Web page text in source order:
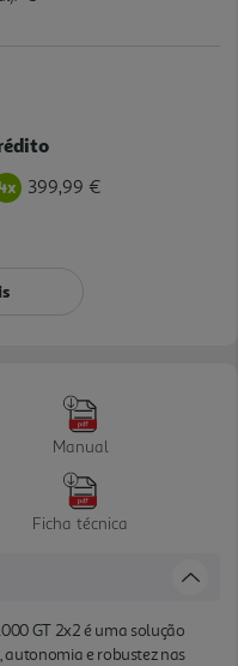
399,99 €
Manual
Ficha técnica
GT 2x2 é uma solução
e robustez nas